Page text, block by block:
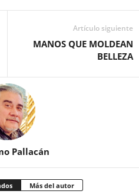
Artículo siguiente
MANOS QUE MOLDEAN
BELLEZA
Pallacán
Más del autor